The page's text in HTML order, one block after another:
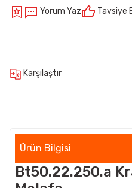
Yorum Yaz Tavsiye
Karşılaştır
Ürün Bilgisi
Bt50.22.250.a